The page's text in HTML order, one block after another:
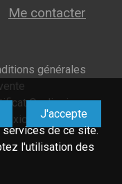
Me contacter
générales
Qualiopi
J'accepte
de ce site.
l'utilisation des